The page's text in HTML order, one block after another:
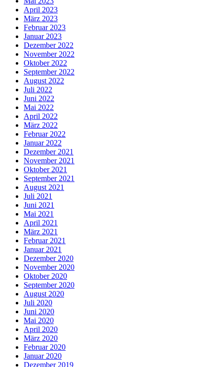
April 2023
März 2023
Februar 2023
Januar 2023
Dezember 2022
November 2022
Oktober 2022
September 2022
August 2022
Juli 2022
Juni 2022
Mai 2022
April 2022
März 2022
Februar 2022
Januar 2022
Dezember 2021
November 2021
Oktober 2021
September 2021
August 2021
Juli 2021
Juni 2021
Mai 2021
April 2021
März 2021
Februar 2021
Januar 2021
Dezember 2020
November 2020
Oktober 2020
September 2020
August 2020
Juli 2020
Juni 2020
Mai 2020
April 2020
März 2020
Februar 2020
Januar 2020
Dezember 2019